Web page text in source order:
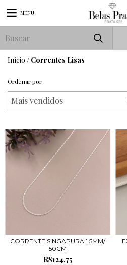
MENU
Início / Correntes Lisas
Ordenar por
CORRENTE SINGAPURA 1.5MM/
50CM
R$124,75